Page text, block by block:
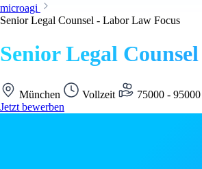
microagi
Senior Legal Counsel - Labor Law Focus
Senior Legal
München Vollzeit 75000 -
Jetzt bewerben